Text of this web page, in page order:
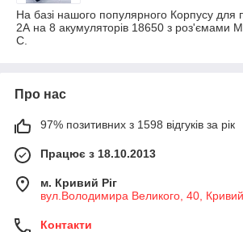
На базі нашого популярного Корпусу для
2А на 8 акумуляторів 18650 з роз'ємами
C.
Про нас
97% позитивних з 1598 відгуків за рік
Працює з 18.10.2013
м. Кривий Ріг
вул.Володимира Великого, 40, Кривий
Контакти